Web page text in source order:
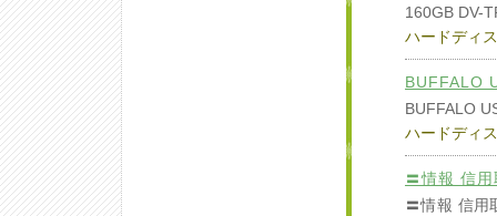
160GB DV-
ハードディ
BUFFALO
BUFFALO
ハードディ
〓情報 信
〓情報 信用